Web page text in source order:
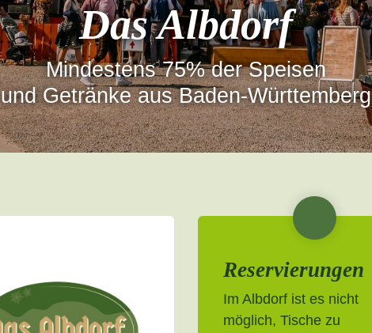
Das Albdorf
Mindestens 75% der Speisen
und Getränke aus Baden-Württemberg
Reservierungen
Im Albdorf ist es nicht
möglich, Tische zu